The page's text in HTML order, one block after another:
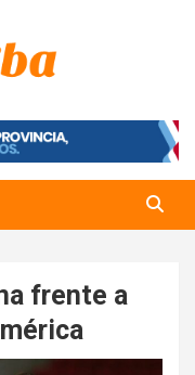
frente a